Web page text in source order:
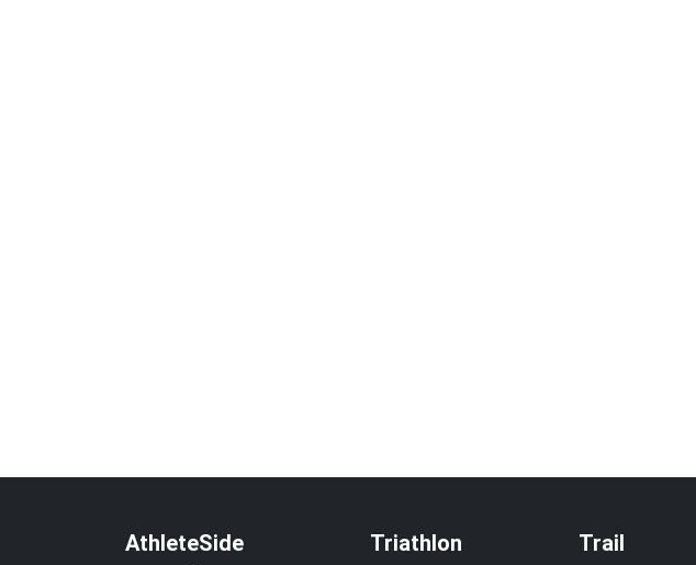
AthleteSide Triathlon Trail